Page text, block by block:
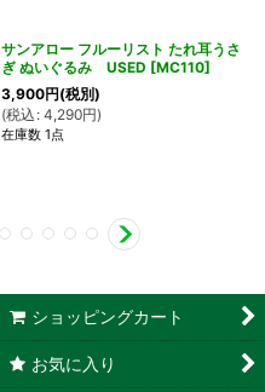
サンアロー フルーリスト たれ耳うさ
ぎ ぬいぐるみ USED [MC110]
3,900円(税別)
(税込 : 4,290円)
在庫数 1点
ショッピングカート
お気に入り